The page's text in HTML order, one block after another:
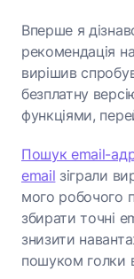
Вперше я
рекомендація
вирішив
безплатну
функціями,
Пошук email-
email зіграли
мого робочого
збирати точні
знизити
пошуком голки